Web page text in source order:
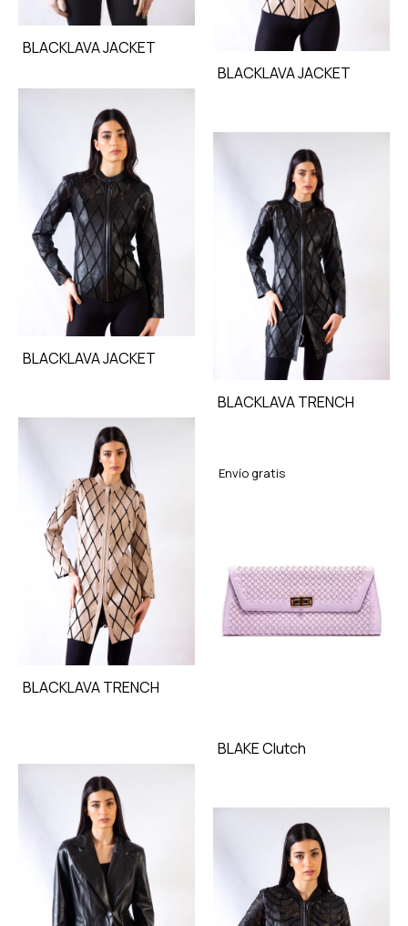
BLACKLAVA JACKET
BLACKLAVA JACKET
BLACKLAVA JACKET
BLACKLAVA TRENCH
BLACKLAVA TRENCH
Envío gratis
BLAKE Clutch